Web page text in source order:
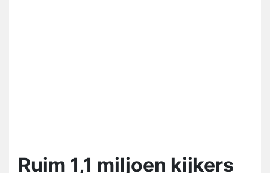
Ruim 1,1 miljoen kijkers